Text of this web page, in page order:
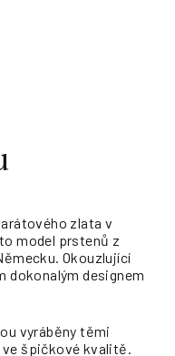
zlata v
model prstenů z
Okouzlující
dokonalým designem
vyráběny těmi
špičkové kvalitě.